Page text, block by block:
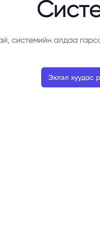
системийн алдаа
Эхлэл хуудас